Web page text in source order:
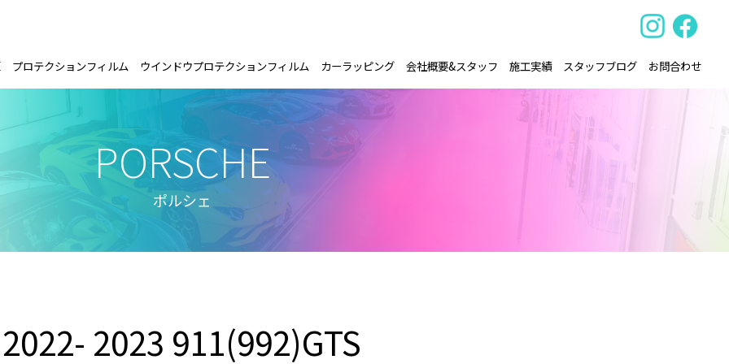
プロテクションフィルム ウインドウプロテクションフィルム カーラッピング 会社概要&スタッフ 施工実績 スタッフブログ お問合わせ
PORSCHE
ポルシェ
2022- 2023 911(992)GTS